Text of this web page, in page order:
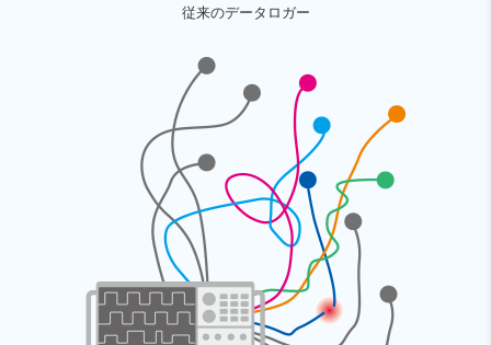
従来のデータロガー